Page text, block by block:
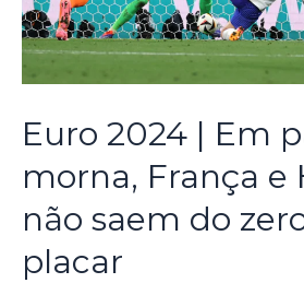
Euro 2024 | Em
morna, França e
não saem do
placar